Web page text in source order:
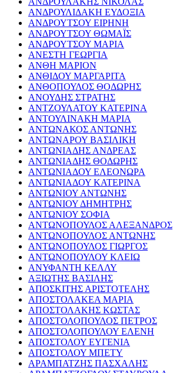
ΑΝΔΡΟΥΛΙΔΑΚΗ ΕΥΔΟΞΙΑ
ΑΝΔΡΟΥΤΣΟΥ ΕΙΡΗΝΗ
ΑΝΔΡΟΥΤΣΟΥ ΘΩΜΑΪΣ
ΑΝΔΡΟΥΤΣΟΥ ΜΑΡΙΑ
ΑΝΕΣΤΗ ΓΕΩΡΓΙΑ
ΑΝΘΗ ΜΑΡΙΟΝ
ΑΝΘΙΔΟΥ ΜΑΡΓΑΡΙΤΑ
ΑΝΘΟΠΟΥΛΟΣ ΘΟΔΩΡΗΣ
ΑΝΟΥΔΗΣ ΣΤΡΑΤΗΣ
ΑΝΤΖΟΥΛΑΤΟΥ ΚΑΤΕΡΙΝΑ
ΑΝΤΟΥΛΙΝΑΚΗ ΜΑΡΙΑ
ΑΝΤΩΝΑΚΟΣ ΑΝΤΩΝΗΣ
ΑΝΤΩΝΑΡΟΥ ΒΑΣΙΛΙΚΗ
ΑΝΤΩΝΙΑΔΗΣ ΑΝΔΡΕΑΣ
ΑΝΤΩΝΙΑΔΗΣ ΘΟΔΩΡΗΣ
ΑΝΤΩΝΙΑΔΟΥ ΕΛΕΟΝΩΡΑ
ΑΝΤΩΝΙΑΔΟΥ ΚΑΤΕΡΙΝΑ
ΑΝΤΩΝΙΟΥ ΑΝΤΩΝΗΣ
ΑΝΤΩΝΙΟΥ ΔΗΜΗΤΡΗΣ
ΑΝΤΩΝΙΟΥ ΣΟΦΙΑ
ΑΝΤΩΝΟΠΟΥΛΟΣ ΑΛΕΞΑΝΔΡΟΣ
ΑΝΤΩΝΟΠΟΥΛΟΣ ΑΝΤΩΝΗΣ
ΑΝΤΩΝΟΠΟΥΛΟΣ ΓΙΩΡΓΟΣ
ΑΝΤΩΝΟΠΟΥΛΟΥ ΚΛΕΙΩ
ΑΝΥΦΑΝΤΗ ΚΕΛΛΥ
ΑΞΙΩΤΗΣ ΒΑΣΙΛΗΣ
ΑΠΟΣΚΙΤΗΣ ΑΡΙΣΤΟΤΕΛΗΣ
ΑΠΟΣΤΟΛΑΚΕΑ ΜΑΡΙΑ
ΑΠΟΣΤΟΛΑΚΗΣ ΚΩΣΤΑΣ
ΑΠΟΣΤΟΛΟΠΟΥΛΟΣ ΠΕΤΡΟΣ
ΑΠΟΣΤΟΛΟΠΟΥΛΟΥ ΕΛΕΝΗ
ΑΠΟΣΤΟΛΟΥ ΕΥΓΕΝΙΑ
ΑΠΟΣΤΟΛΟΥ ΜΠΕΤΥ
ΑΡΑΜΠΑΤΖΗΣ ΠΑΣΧΑΛΗΣ